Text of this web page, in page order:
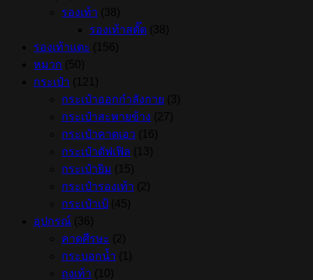
รองเท้า
รองเท้าสตั๊ด
รองเท้าแตะ
หมวก
กระเป๋า
กระเป๋าออกกำลังกาย
กระเป๋าสะพายข้าง
กระเป๋าคาดเอว
กระเป๋าดัฟเฟิล
กระเป๋ายิม
กระเป๋ารองเท้า
กระเป๋าเป้
อุปกรณ์
คาดศีรษะ
กระบอกน้ำ
ถุงเท้า